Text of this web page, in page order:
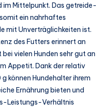
Mittelpunkt. Das getreide-
ein nahrhaftes
mit Unverträglichkeiten ist.
des Futters erinnert an
vielen Hunden sehr gut an
Appetit. Dank der relativ
können Hundehalter ihrem
Ernährung bieten und
Leistungs-Verhältnis